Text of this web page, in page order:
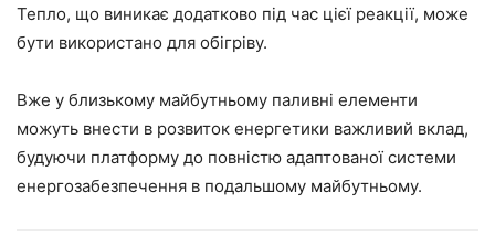
Тепло, що виникає додатково під час цієї реакції, може
бути використано для обігріву.
Вже у близькому майбутньому паливні елементи
можуть внести в розвиток енергетики важливий вклад,
будуючи платформу до повністю адаптованої системи
енергозабезпечення в подальшому майбутньому.